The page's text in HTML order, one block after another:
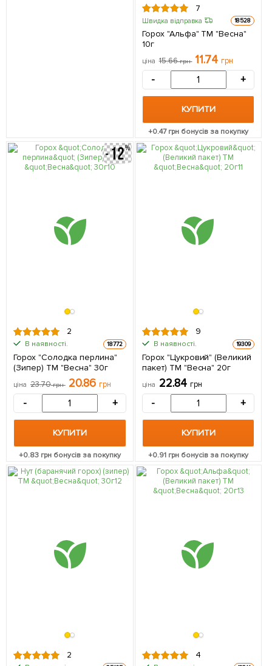
7
Швидка відправка 18528
Горох "Альфа" ТМ "Весна"
10г
ціна 15.66грн 11.74 грн
- +
КУПИТИ
+0.47грн бонусів за покупку
2
В наявності. 18772
Горох "Солодка перлина"
(Зипер) ТМ "Весна" 30г
ціна 23.70грн 20.86 грн
- +
КУПИТИ
+0.83 грн бонусів за покупку
9
В наявності. 19309
Горох "Цукровий" (Великий
пакет) ТМ "Весна" 20г
ціна 22.84 грн
- +
КУПИТИ
+0.91 грн бонусів за покупку
2 4